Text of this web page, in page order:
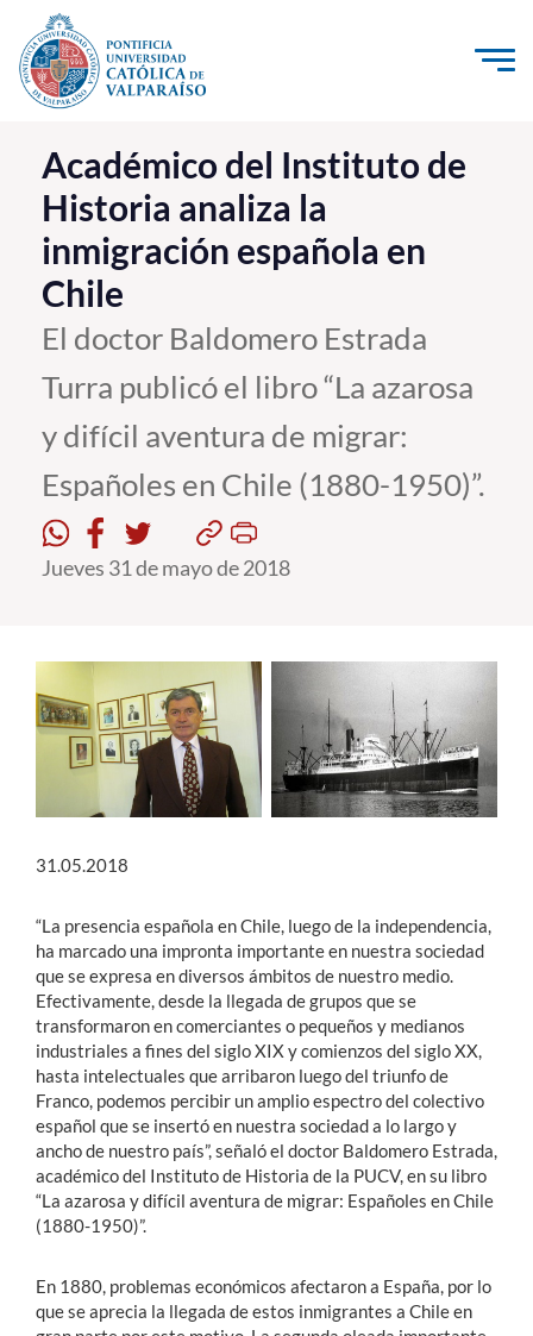
Click acá para ir directamente al contenido
La Universidad
Investigación, Creación e Innovación
PUCV Internacional
Vinculación con el Medio
Admisión
Pregrado
Postgrado
Formación Continua
Funcionarios
Alumni
Académico del Instituto de
Historia analiza la
inmigración española en
Chile
El doctor Baldomero Estrada
Turra publicó el libro “La azarosa
y difícil aventura de migrar:
Españoles en Chile (1880-1950)”.
Jueves 31 de mayo de 2018
31.05.2018
“La presencia española en Chile, luego de la independencia,
ha marcado una impronta importante en nuestra sociedad
que se expresa en diversos ámbitos de nuestro medio.
Efectivamente, desde la llegada de grupos que se
transformaron en comerciantes o pequeños y medianos
industriales a fines del siglo XIX y comienzos del siglo XX,
hasta intelectuales que arribaron luego del triunfo de
Franco, podemos percibir un amplio espectro del colectivo
español que se insertó en nuestra sociedad a lo largo y
ancho de nuestro país”, señaló el doctor Baldomero Estrada,
académico del Instituto de Historia de la PUCV, en su libro
“La azarosa y difícil aventura de migrar: Españoles en Chile
(1880-1950)”.
En 1880, problemas económicos afectaron a España, por lo
que se aprecia la llegada de estos inmigrantes a Chile en